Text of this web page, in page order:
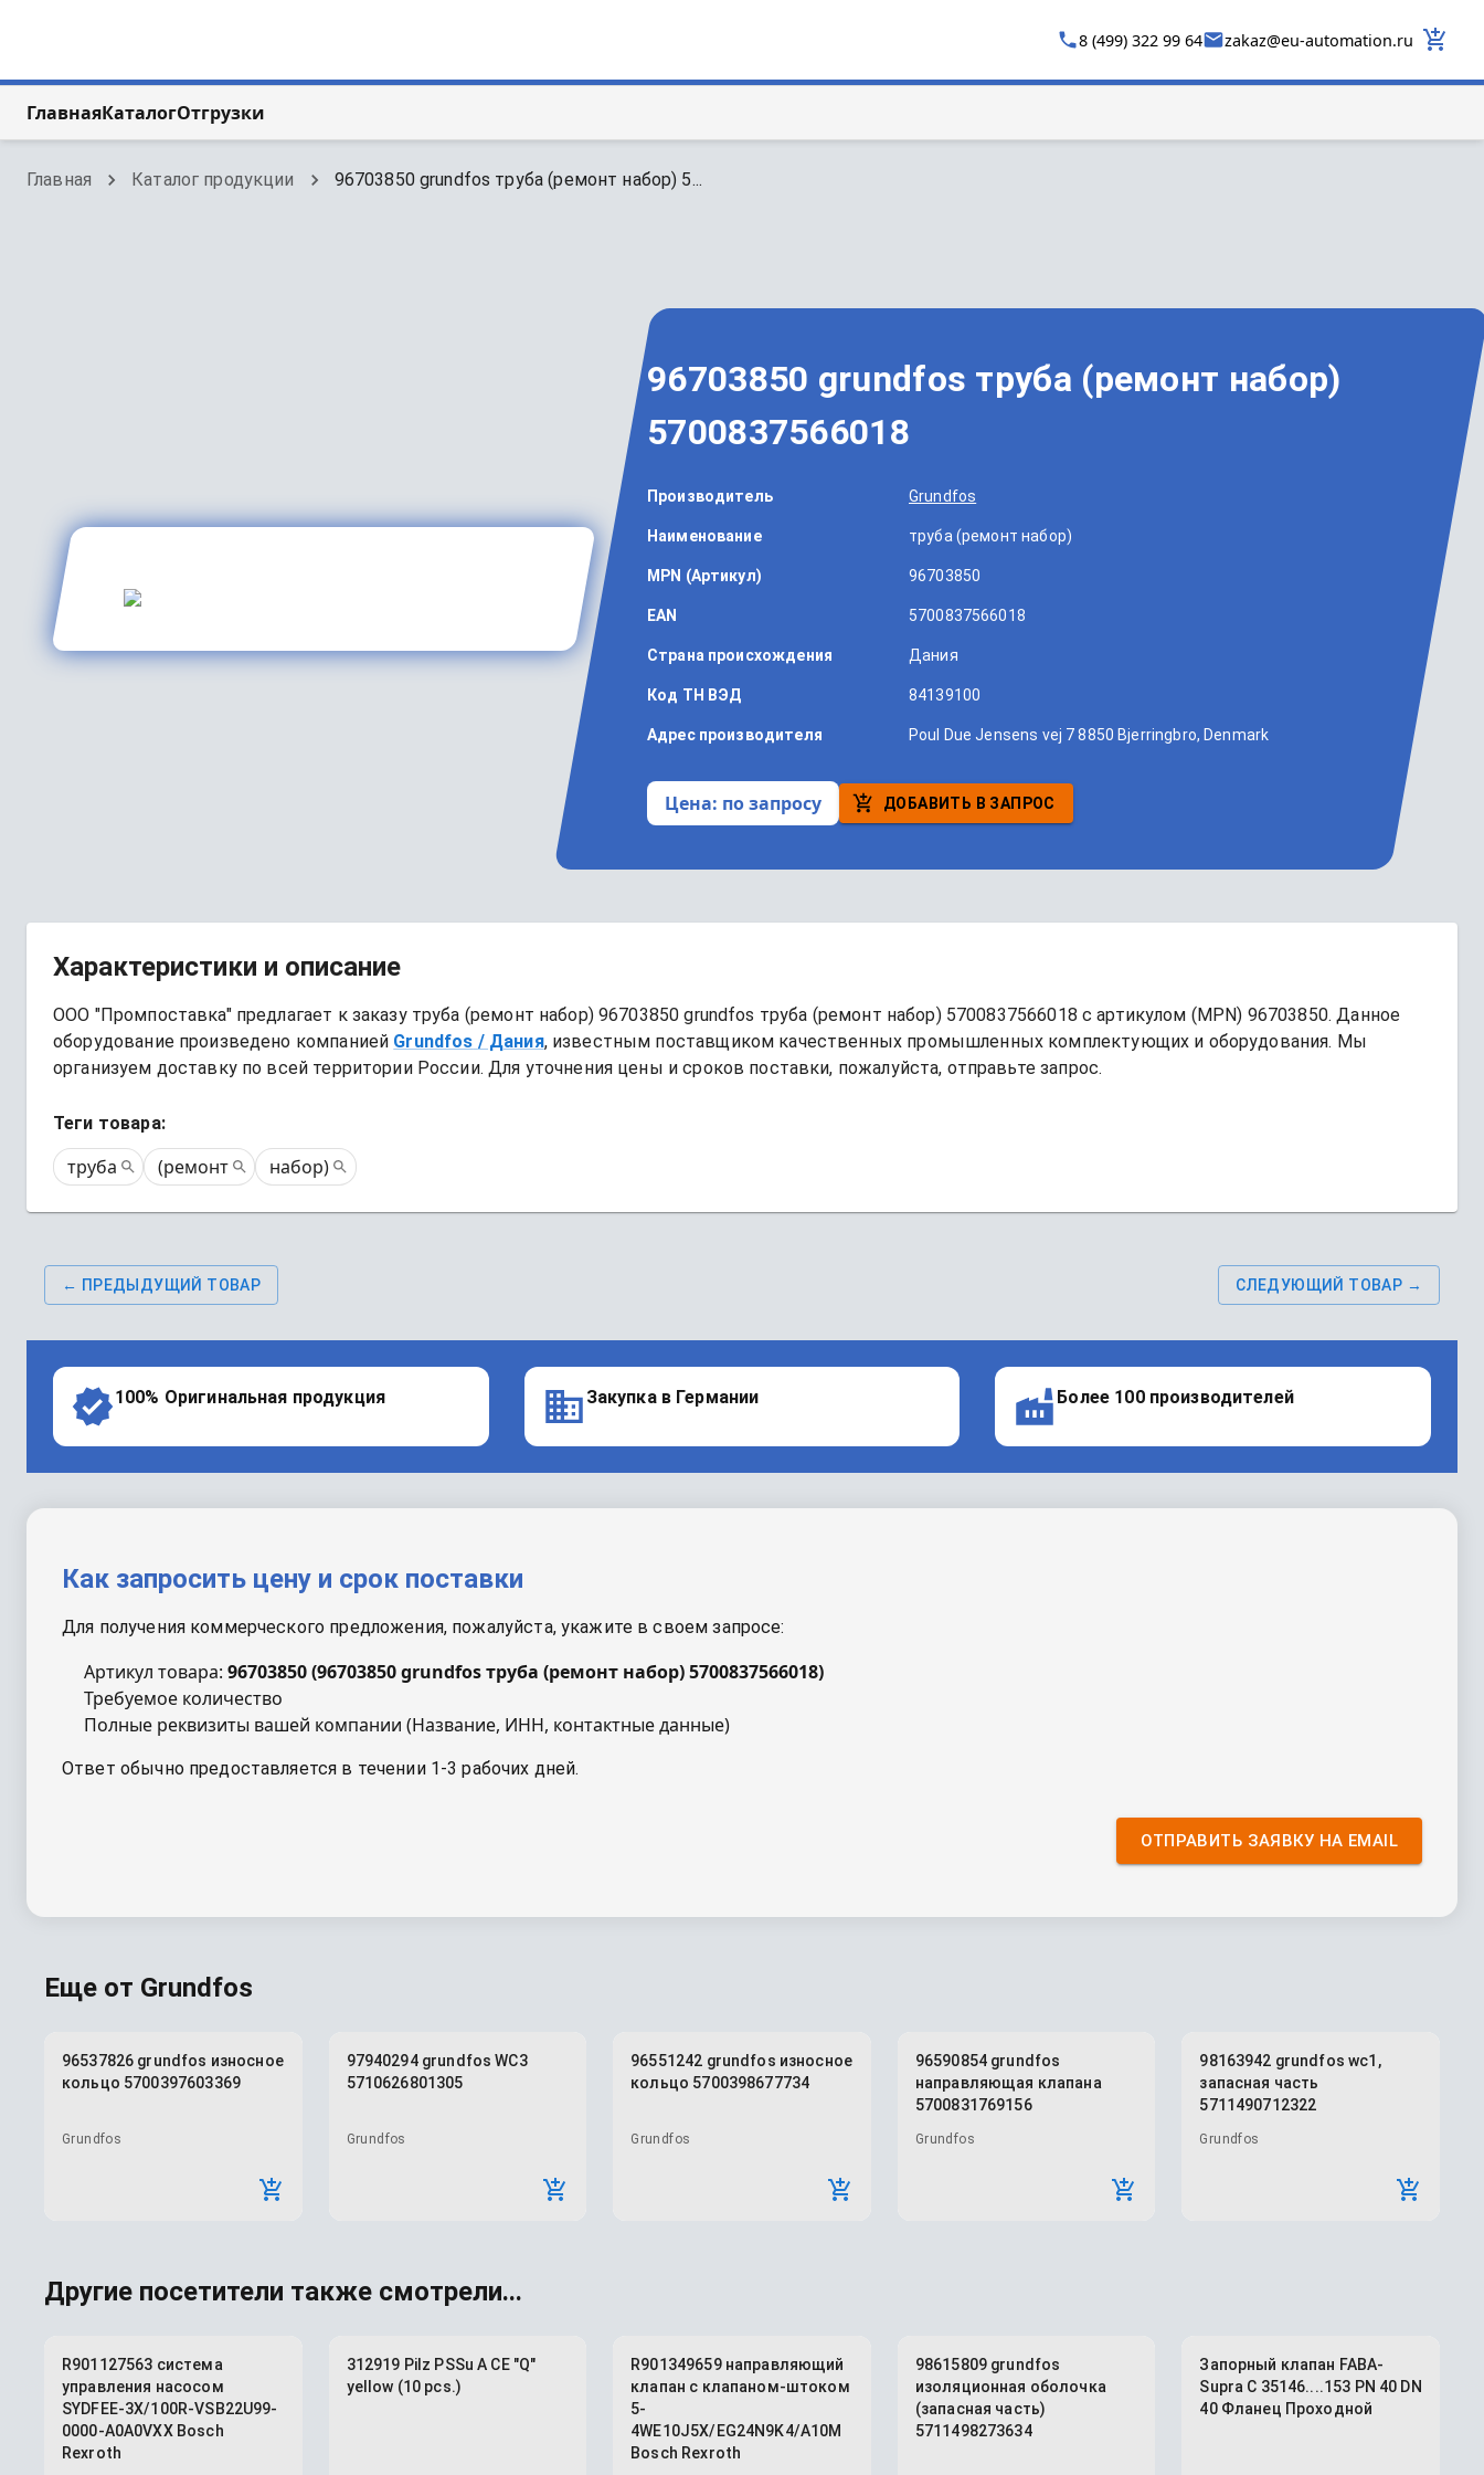
8 (499) 322 99 64 zakaz@eu-automation.ru
ГлавнаяКаталогОтгрузки
Главная Каталог продукции 96703850 grundfos труба (ремонт набор) 5...
96703850 grundfos труба (ремонт набор)
5700837566018
Производитель Grundfos
Наименование труба (ремонт набор)
MPN (Артикул) 96703850
EAN 5700837566018
Страна происхождения Дания
Код ТН ВЭД 84139100
Адрес производителя Poul Due Jensens vej 7 8850 Bjerringbro, Denmark
Цена: по запросу ДОБАВИТЬ В ЗАПРОС
Характеристики и описание
ООО "Промпоставка" предлагает к заказу труба (ремонт набор) 96703850 grundfos труба (ремонт набор) 5700837566018 с артикулом (MPN) 96703850. Данное
оборудование произведено компанией Grundfos / Дания, известным поставщиком качественных промышленных комплектующих и оборудования. Мы
организуем доставку по всей территории России. Для уточнения цены и сроков поставки, пожалуйста, отправьте запрос.
Теги товара:
труба (ремонт набор)
← ПРЕДЫДУЩИЙ ТОВАР СЛЕДУЮЩИЙ ТОВАР →
100% Оригинальная продукция Закупка в Германии Более 100 производителей
Как запросить цену и срок поставки
Для получения коммерческого предложения, пожалуйста, укажите в своем запросе:
Артикул товара: 96703850(96703850 grundfos труба (ремонт набор) 5700837566018)
Требуемое количество
Полные реквизиты вашей компании (Название, ИНН, контактные данные)
Ответ обычно предоставляется в течении 1-3 рабочих дней.
ОТПРАВИТЬ ЗАЯВКУ НА EMAIL
Еще от Grundfos
96537826 grundfos износное
кольцо 5700397603369
Grundfos
97940294 grundfos WC3
5710626801305
Grundfos
96551242 grundfos износное
кольцо 5700398677734
Grundfos
96590854 grundfos
направляющая клапана
5700831769156
Grundfos
98163942 grundfos wc1,
запасная часть
5711490712322
Grundfos
Другие посетители также смотрели...
R901127563 система
управления насосом
SYDFEE-3X/100R-VSB22U99-
0000-A0A0VXX Bosch
Rexroth
312919 Pilz PSSu A CE "Q"
yellow (10 pcs.)
R901349659 направляющий
клапан с клапаном-штоком
5-
4WE10J5X/EG24N9K4/A10M
Bosch Rexroth
98615809 grundfos
изоляционная оболочка
(запасная часть)
5711498273634
Запорный клапан FABA-
Supra C 35146....153 PN 40 DN
40 Фланец Проходной